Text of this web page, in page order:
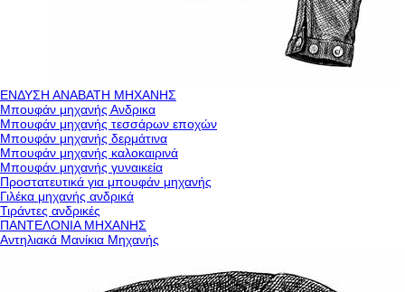
ΕΝΔΥΣΗ ΑΝΑΒΑΤΗ ΜΗΧΑΝΗΣ
Μπουφάν μηχανής Ανδρικα
Μπουφάν μηχανής τεσσάρων εποχών
Μπουφάν μηχανής δερμάτινα
Μπουφάν μηχανής καλοκαιρινά
Μπουφάν μηχανής γυναικεία
Προστατευτικά για μπουφάν μηχανής
Γιλέκα μηχανής ανδρικά
Τιράντες ανδρικές
ΠΑΝΤΕΛΟΝΙΑ ΜΗΧΑΝΗΣ
Αντηλιακά Μανίκια Μηχανής